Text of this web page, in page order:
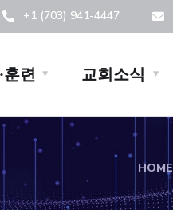
+1 (703) 941-4447
훈련 교회소식
HOME